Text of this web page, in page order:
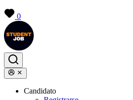
0
Candidato